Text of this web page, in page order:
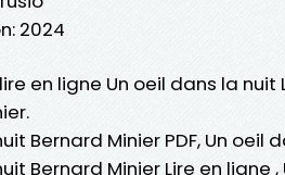
2024
en ligne Un oeil dans la nuit
Bernard Minier PDF, Un oeil
Bernard Minier Lire en ligne